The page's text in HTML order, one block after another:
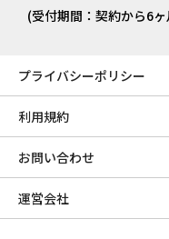
(受付期間：契約から6
プライバシーポリシー
利用規約
お問い合わせ
運営会社